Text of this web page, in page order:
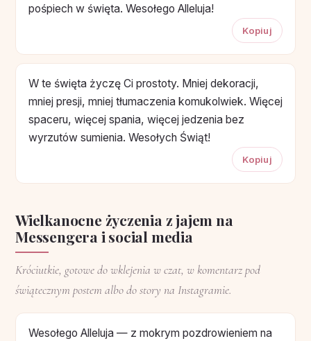
pośpiech w święta. Wesołego Alleluja!
Kopiuj
W te święta życzę Ci prostoty. Mniej dekoracji,
mniej presji, mniej tłumaczenia komukolwiek. Więcej
spaceru, więcej spania, więcej jedzenia bez
wyrzutów sumienia. Wesołych Świąt!
Kopiuj
Wielkanocne życzenia z jajem na
Messengera i social media
Króciutkie, gotowe do wklejenia w czat, w komentarz pod
świątecznym postem albo do story na Instagramie.
Wesołego Alleluja — z mokrym pozdrowieniem na